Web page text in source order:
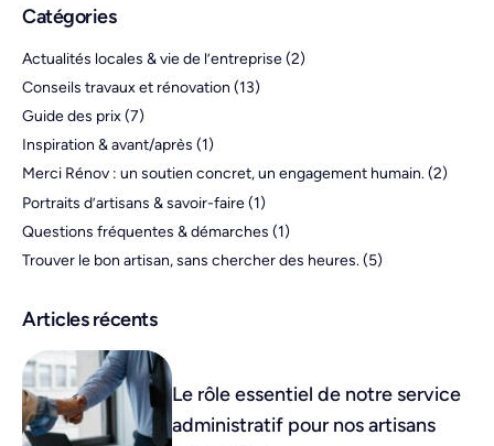
Catégories
Actualités locales & vie de l’entreprise(2)
Conseils travaux et rénovation (13)
Guide des prix(7)
Inspiration & avant/après (1)
Merci Rénov : un soutien concret, un engagement humain.(2)
Portraits d’artisans & savoir-faire(1)
Questions fréquentes & démarches (1)
Trouver le bon artisan, sans chercher des heures.(5)
Articles récents
Le rôle essentiel de notre service
administratif pour nos artisans